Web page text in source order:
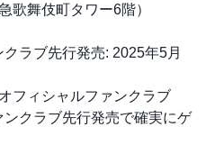
歌舞伎町タワー6階）
ラブ先行発売: 2025年5月
フィシャルファンクラブ
ンクラブ先行発売で確実にゲ